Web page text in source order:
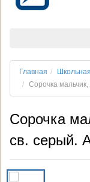
Главная
Сорочка мальчик,
Сорочка
св. серый.